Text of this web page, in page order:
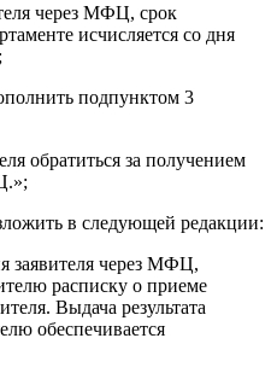
через МФЦ, срок
исчисляется со дня
подпунктом 3
обратиться за получением
в следующей редакции:
заявителя через МФЦ,
расписку о приеме
Выдача результата
обеспечивается